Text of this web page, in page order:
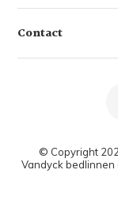
Contact
© Copyright
Vandyck